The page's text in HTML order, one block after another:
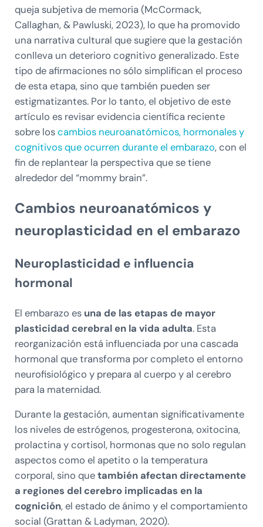
queja subjetiva de memoria (McCormack,
Callaghan, & Pawluski, 2023), lo que ha promovido
una narrativa cultural que sugiere que la gestación
conlleva un deterioro cognitivo generalizado. Este
tipo de afirmaciones no sólo simplifican el proceso
de esta etapa, sino que también pueden ser
estigmatizantes. Por lo tanto, el objetivo de este
artículo es revisar evidencia científica reciente
sobre loscambios neuroanatómicos, hormonales y
cognitivos que ocurren durante el embarazo, con el
fin de replantear la perspectiva que se tiene
alrededor del “mommy brain”.
Cambios neuroanatómicos y
neuroplasticidad en el embarazo
Neuroplasticidad e influencia
hormonal
El embarazo es una de las etapas de mayor
plasticidad cerebral en la vida adulta. Esta
reorganización está influenciada por una cascada
hormonal que transforma por completo el entorno
neurofisiológico y prepara al cuerpo y al cerebro
para la maternidad.
Durante la gestación, aumentan significativamente
los niveles de estrógenos, progesterona, oxitocina,
prolactina y cortisol, hormonas que no solo regulan
aspectos como el apetito o la temperatura
corporal, sino quetambién afectan directamente
a regiones del cerebro implicadas en la
cognición, el estado de ánimo y el comportamiento
social (Grattan & Ladyman, 2020).